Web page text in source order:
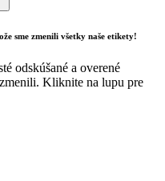
sme zmenili všetky naše etikety!
odskúšané a overené
Kliknite na lupu pre